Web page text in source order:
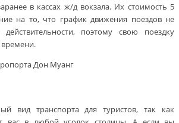
в кассах ж/д вокзала. Их стоимость 5
на то, что график движения поездов не
действительности, поэтому свою поездку
времени.
вид транспорта для туристов, так как